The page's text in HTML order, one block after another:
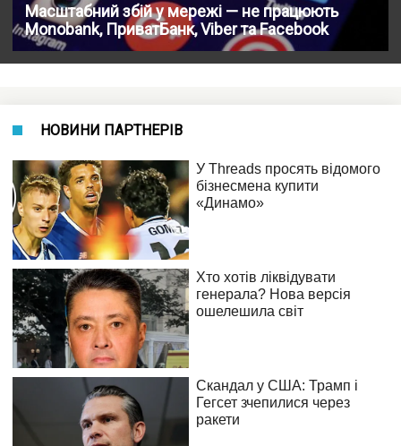
Масштабний збій у мережі — не працюють
Monobank, ПриватБанк, Viber та Facebook
НОВИНИ ПАРТНЕРІВ